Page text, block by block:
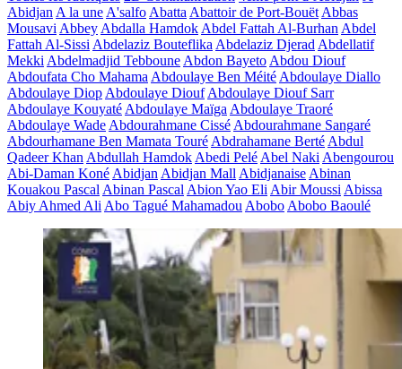
Abidjan A la une A'salfo Abatta Abattoir de Port-Bouët Abbas
Mousavi Abbey Abdalla Hamdok Abdel Fattah Al-Burhan Abdel
Fattah Al-Sissi Abdelaziz Bouteflika Abdelaziz Djerad Abdellatif
Mekki Abdelmadjid Tebboune Abdon Bayeto Abdou Diouf
Abdoufata Cho Mahama Abdoulaye Ben Méité Abdoulaye Diallo
Abdoulaye Diop Abdoulaye Diouf Abdoulaye Diouf Sarr
Abdoulaye Kouyaté Abdoulaye Maïga Abdoulaye Traoré
Abdoulaye Wade Abdourahmane Cissé Abdourahmane Sangaré
Abdourhamane Ben Mamata Touré Abdrahamane Berté Abdul
Qadeer Khan Abdullah Hamdok Abedi Pelé Abel Naki Abengourou
Abi-Daman Koné Abidjan Abidjan Mall Abidjanaise Abinan
Kouakou Pascal Abinan Pascal Abion Yao Eli Abir Moussi Abissa
Abiy Ahmed Ali Abo Tagué Mahamadou Abobo Abobo Baoulé